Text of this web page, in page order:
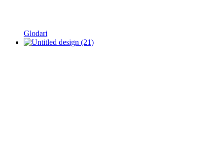
Glodari